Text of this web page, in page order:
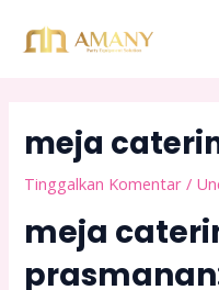
meja
Tinggalkan Komentar /
meja
navigation